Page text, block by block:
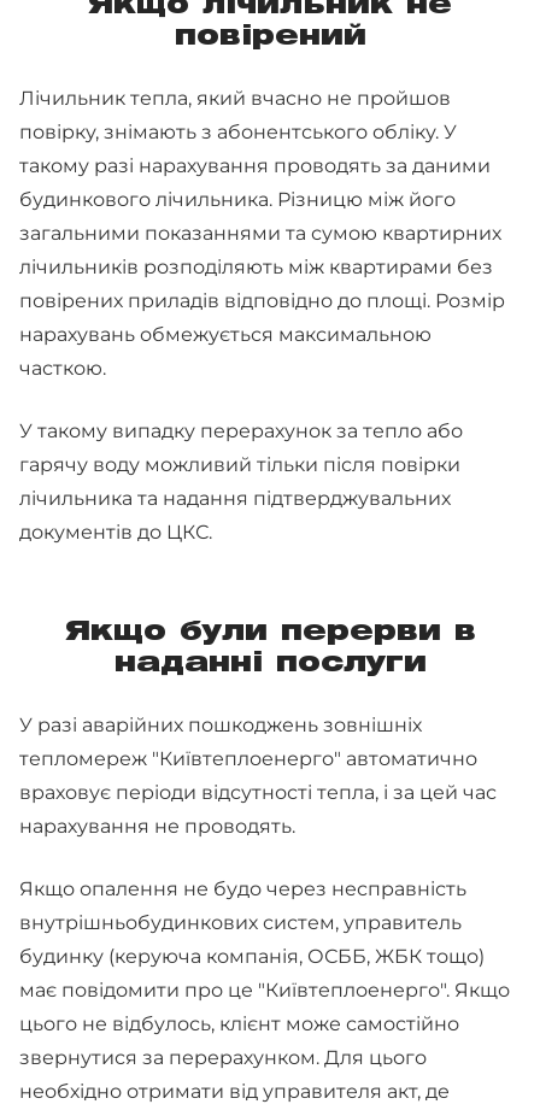
Якщо лічильник не
повірений
Лічильник тепла, який вчасно не пройшов
повірку, знімають з абонентського обліку. У
такому разі нарахування проводять за даними
будинкового лічильника. Різницю між його
загальними показаннями та сумою квартирних
лічильників розподіляють між квартирами без
повірених приладів відповідно до площі. Розмір
нарахувань обмежується максимальною
часткою.
У такому випадку перерахунок за тепло або
гарячу воду можливий тільки після повірки
лічильника та надання підтверджувальних
документів до ЦКС.
Якщо були перерви в
наданні послуги
У разі аварійних пошкоджень зовнішніх
тепломереж "Київтеплоенерго" автоматично
враховує періоди відсутності тепла, і за цей час
нарахування не проводять.
Якщо опалення не будо через несправність
внутрішньобудинкових систем, управитель
будинку (керуюча компанія, ОСББ, ЖБК тощо)
має повідомити про це "Київтеплоенерго". Якщо
цього не відбулось, клієнт може самостійно
звернутися за перерахунком. Для цього
необхідно отримати від управителя акт, де